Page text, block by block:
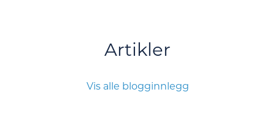
Artikler
Vis alle blogginnlegg